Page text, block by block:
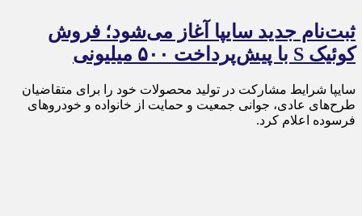
ثبت‌نام جدید سایپا آغاز می‌شود؛ فروش
کوئیک S با پیش‌پرداخت ۵۰۰ میلیونی
سایپا شرایط مشارکت در تولید محصولات خود را برای متقاضیان
طرح‌های عادی، جوانی جمعیت و حمایت از خانواده و خودروهای
فرسوده اعلام کرد.